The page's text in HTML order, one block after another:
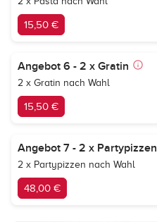
15,50 €
Angebot 6 - 2 x Gratin
2 x Gratin nach Wahl
15,50 €
Angebot 7 - 2 x Partypizzen
2 x Partypizzen nach Wahl
48,00 €